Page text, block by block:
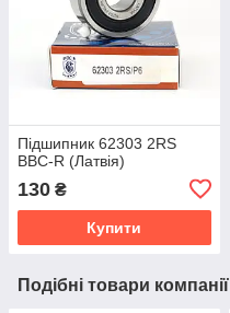
Підшипник 62303 2RS
BBC-R (Латвія)
130 ₴
Купити
Подібні товари компанії